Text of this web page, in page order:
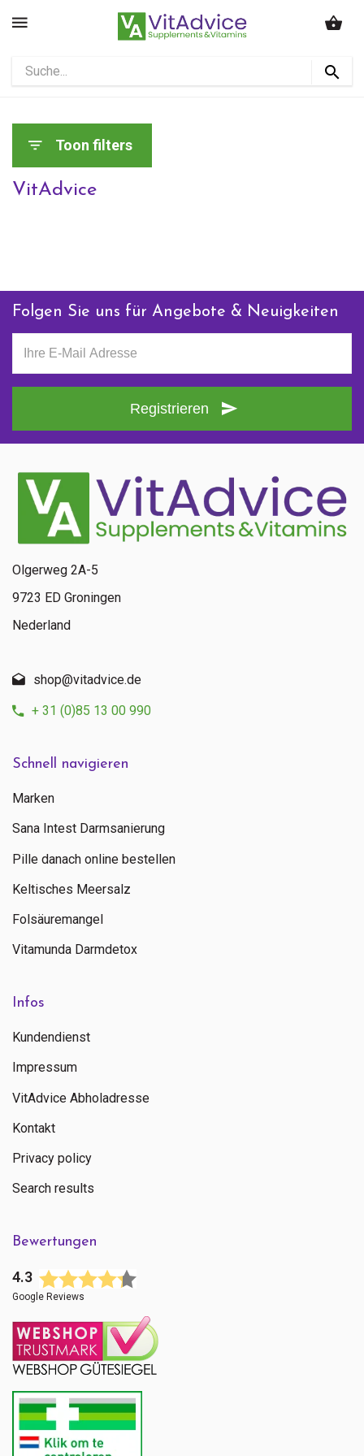
Toon filters
VitAdvice
Folgen Sie uns für Angebote & Neuigkeiten
Registrieren
Schnell navigieren
Marken
Sana Intest Darmsanierung
Pille danach online bestellen
Keltisches Meersalz
Folsäuremangel
Vitamunda Darmdetox
Infos
Kundendienst
Impressum
VitAdvice Abholadresse
Kontakt
Privacy policy
Search results
Bewertungen
4.3
Google Reviews
Olgerweg 2A-5
9723 ED Groningen
Nederland
shop@vitadvice.de
+ 31 (0)85 13 00 990